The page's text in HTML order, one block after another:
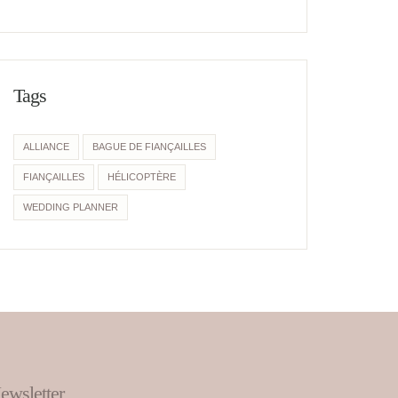
Tags
ALLIANCE BAGUE DE FIANÇAILLES
FIANÇAILLES HÉLICOPTÈRE
WEDDING PLANNER